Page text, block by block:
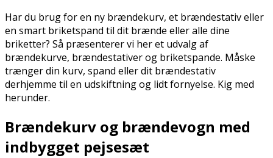
Har du brug for en ny brændekurv, et brændestativ eller
en smart briketspand til dit brænde eller alle dine
briketter? Så præsenterer vi her et udvalg af
brændekurve, brændestativer og briketspande. Måske
trænger din kurv, spand eller dit brændestativ
derhjemme til en udskiftning og lidt fornyelse. Kig med
herunder.
Brændekurv og brændevogn med
indbygget pejsesæt